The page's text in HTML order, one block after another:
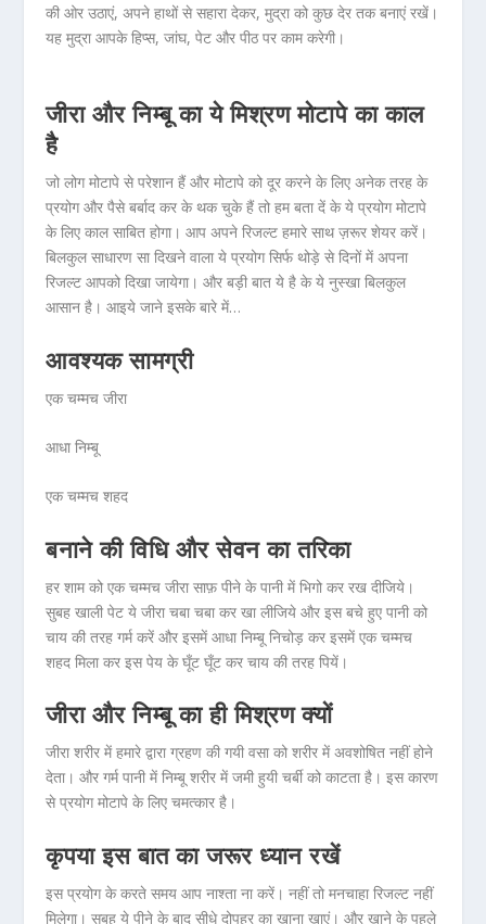
की ओर उठाएं, अपने हाथों से सहारा देकर, मुद्रा को कुछ देर तक बनाएं रखें।
यह मुद्रा आपके हिप्स, जांघ, पेट और पीठ पर काम करेगी।
जीरा और निम्बू का ये मिश्रण मोटापे का काल
है
जो लोग मोटापे से परेशान हैं और मोटापे को दूर करने के लिए अनेक तरह के
प्रयोग और पैसे बर्बाद कर के थक चुके हैं तो हम बता दें के ये प्रयोग मोटापे
के लिए काल साबित होगा। आप अपने रिजल्ट हमारे साथ ज़रूर शेयर करें।
बिलकुल साधारण सा दिखने वाला ये प्रयोग सिर्फ थोड़े से दिनों में अपना
रिजल्ट आपको दिखा जायेगा। और बड़ी बात ये है के ये नुस्खा बिलकुल
आसान है। आइये जाने इसके बारे में…
आवश्यक सामग्री
एक चम्मच जीरा
आधा निम्बू
एक चम्मच शहद
बनाने की विधि और सेवन का तरिका
हर शाम को एक चम्मच जीरा साफ़ पीने के पानी में भिगो कर रख दीजिये।
सुबह खाली पेट ये जीरा चबा चबा कर खा लीजिये और इस बचे हुए पानी को
चाय की तरह गर्म करें और इसमें आधा निम्बू निचोड़ कर इसमें एक चम्मच
शहद मिला कर इस पेय के घूँट घूँट कर चाय की तरह पियें।
जीरा और निम्बू का ही मिश्रण क्यों
जीरा शरीर में हमारे द्वारा ग्रहण की गयी वसा को शरीर में अवशोषित नहीं होने
देता। और गर्म पानी में निम्बू शरीर में जमी हुयी चर्बी को काटता है। इस कारण
से प्रयोग मोटापे के लिए चमत्कार है।
कृपया इस बात का जरूर ध्यान रखें
इस प्रयोग के करते समय आप नाश्ता ना करें। नहीं तो मनचाहा रिजल्ट नहीं
मिलेगा। सुबह ये पीने के बाद सीधे दोपहर का खाना खाएं। और खाने के पहले